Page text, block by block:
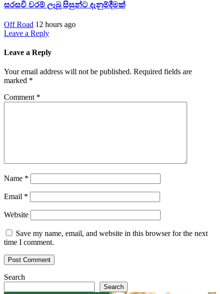
සරසවි වරම් ලැබූ සිසුන්ට දැනුම්දීමක්
Off Road 12 hours ago
Leave a Reply
Leave a Reply
Your email address will not be published. Required fields are
marked *
Comment *
Name *
Email *
Website
Save my name, email, and website in this browser for the next
time I comment.
Search
Search